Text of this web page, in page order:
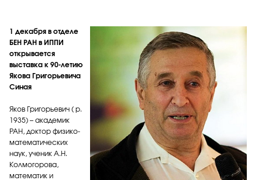
1 декабря в отделе
БЕН РАН в ИППИ
открывается
выставка к 90-летию
Якова Григорьевича
Синая
Яков Григорьевич ( р.
1935) – академик
РАН, доктор физико-
математических
наук, ученик А.Н.
Колмогорова,
математик и